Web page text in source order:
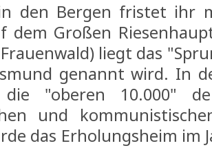
den Bergen fristet ihr
dem Großen
liegt das
genannt wird. In
"oberen 10.000"
und
das Erholungsheim im